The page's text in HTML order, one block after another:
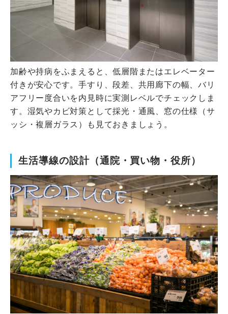
加齢や持病をふまえると、低層階またはエレベーター
付きが安心です。手すり、段差、共用廊下の幅、バリ
アフリー度合いを内見時に実測レベルでチェックしま
す。湿気やカビ対策として採光・通風、窓の仕様（サ
ッシ・複層ガラス）も見ておきましょう。
生活導線の設計（通院・買い物・役所）